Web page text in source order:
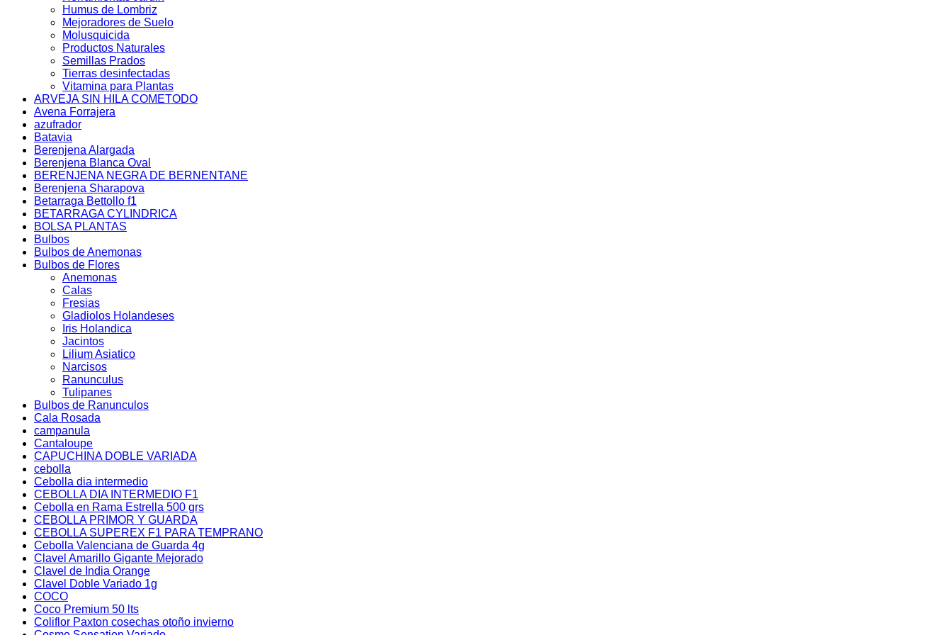
Humus de Lombriz
Mejoradores de Suelo
Molusquicida
Productos Naturales
Semillas Prados
Tierras desinfectadas
Vitamina para Plantas
ARVEJA SIN HILA COMETODO
Avena Forrajera
azufrador
Batavia
Berenjena Alargada
Berenjena Blanca Oval
BERENJENA NEGRA DE BERNENTANE
Berenjena Sharapova
Betarraga Bettollo f1
BETARRAGA CYLINDRICA
BOLSA PLANTAS
Bulbos
Bulbos de Anemonas
Bulbos de Flores
Anemonas
Calas
Fresias
Gladiolos Holandeses
Iris Holandica
Jacintos
Lilium Asiatico
Narcisos
Ranunculus
Tulipanes
Bulbos de Ranunculos
Cala Rosada
campanula
Cantaloupe
CAPUCHINA DOBLE VARIADA
cebolla
Cebolla dia intermedio
CEBOLLA DIA INTERMEDIO F1
Cebolla en Rama Estrella 500 grs
CEBOLLA PRIMOR Y GUARDA
CEBOLLA SUPEREX F1 PARA TEMPRANO
Cebolla Valenciana de Guarda 4g
Clavel Amarillo Gigante Mejorado
Clavel de India Orange
Clavel Doble Variado 1g
COCO
Coco Premium 50 lts
Coliflor Paxton cosechas otoño invierno